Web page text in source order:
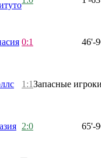
0:1 46'-
1:1Запасные
2:0 65'-